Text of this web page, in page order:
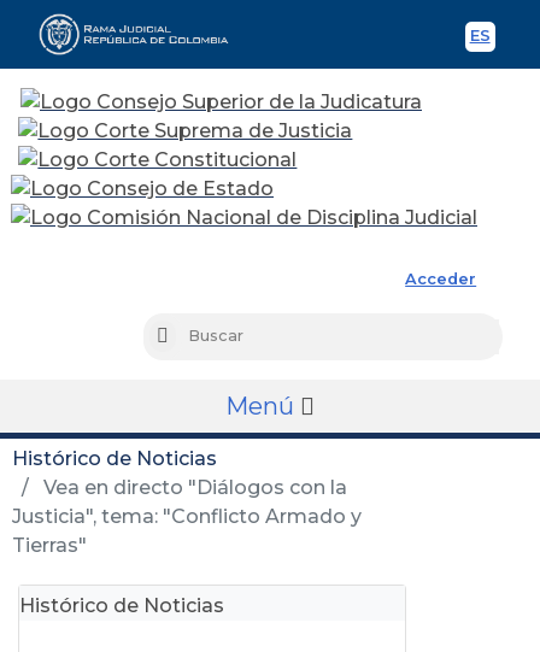
ES
Acceder
Buscar
Menú
Histórico de Noticias
Vea en directo "Diálogos con la
Justicia", tema: "Conflicto Armado y
Tierras"
Histórico de Noticias